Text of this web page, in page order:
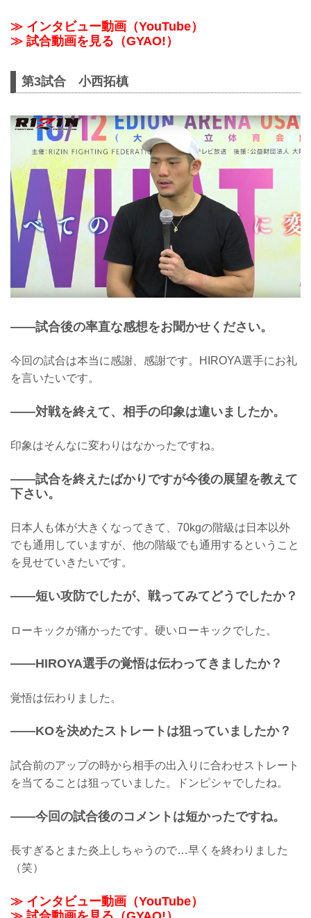
≫ インタビュー動画（YouTube）
≫ 試合動画を見る（GYAO!）
第3試合 小西拓槙
——試合後の率直な感想をお聞かせください。
今回の試合は本当に感謝、感謝です。HIROYA選手にお礼
を言いたいです。
——対戦を終えて、相手の印象は違いましたか。
印象はそんなに変わりはなかったですね。
——試合を終えたばかりですが今後の展望を教えて
下さい。
日本人も体が大きくなってきて、70kgの階級は日本以外
でも通用していますが、他の階級でも通用するということ
を見せていきたいです。
——短い攻防でしたが、戦ってみてどうでしたか？
ローキックが痛かったです。硬いローキックでした。
——HIROYA選手の覚悟は伝わってきましたか？
覚悟は伝わりました。
——KOを決めたストレートは狙っていましたか？
試合前のアップの時から相手の出入りに合わせストレート
を当てることは狙っていました。ドンピシャでしたね。
——今回の試合後のコメントは短かったですね。
長すぎるとまた炎上しちゃうので…早くを終わりました
（笑）
≫ インタビュー動画（YouTube）